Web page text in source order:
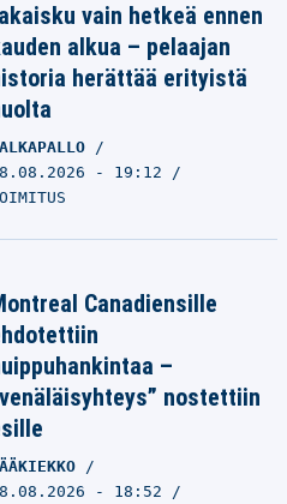
vain hetkeä ennen
alkua – pelaajan
herättää erityistä
- 19:12
Canadiensille
–
nostettiin
- 18:52